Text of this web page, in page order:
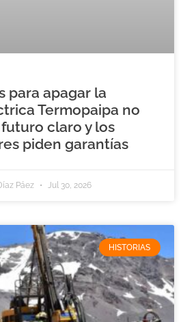
para apagar la
Termopaipa no
claro y los
piden garantías
Páez Jul 30, 2026
HISTORIAS